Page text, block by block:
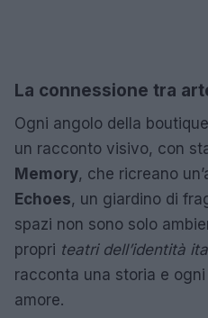
La connessione tra
Ogni angolo della
un racconto visivo, con
Memory, che ricreano
Echoes, un giardino di
spazi non sono solo
propri teatri dell’identità
racconta una storia e
amore.